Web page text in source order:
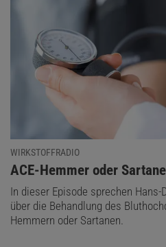
WIRKSTOFFRADIO
:
ACE-Hemmer oder
In dieser Episode sprechen
über die Behandlung des
Hemmern oder Sartanen.